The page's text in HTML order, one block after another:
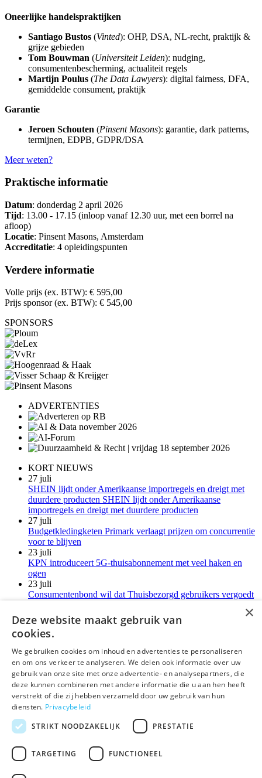
Oneerlijke handelspraktijken
Santiago Bustos (Vinted): OHP, DSA, NL-recht, praktijk &
grijze gebieden
Tom Bouwman (Universiteit Leiden): nudging,
consumentenbescherming, actualiteit regels
Martijn Poulus (The Data Lawyers): digital fairness, DFA,
gemiddelde consument, praktijk
Garantie
Jeroen Schouten (Pinsent Masons): garantie, dark patterns,
termijnen, EDPB, GDPR/DSA
Meer weten?
Praktische informatie
Datum: donderdag 2 april 2026
Tijd: 13.00 - 17.15 (inloop vanaf 12.30 uur, met een borrel na
afloop)
Locatie: Pinsent Masons, Amsterdam
Accreditatie: 4 opleidingspunten
Verdere informatie
Volle prijs (ex. BTW): € 595,00
Prijs sponsor (ex. BTW): € 545,00
SPONSORS
ADVERTENTIES
KORT NIEUWS
27 juli
SHEIN lijdt onder Amerikaanse importregels en dreigt met
duurdere producten SHEIN lijdt onder Amerikaanse
importregels en dreigt met duurdere producten
27 juli
Budgetkledingketen Primark verlaagt prijzen om concurrentie
voor te blijven
23 juli
KPN introduceert 5G-thuisabonnement met veel haken en
ogen
23 juli
Consumentenbond wil dat Thuisbezorgd gebruikers vergoedt
21 juli
LG-monitoren installeren reclamesoftware zonder melding
Meer kort nieuws
deLex
©Uitgeverij deLex
Bezoekadres
Korte Leidsedwarsstraat 12 II
T 020 - 345 22 12
×
Deze website maakt gebruik van
cookies.
We gebruiken cookies om inhoud en advertenties te personaliseren
en om ons verkeer te analyseren. We delen ook informatie over uw
gebruik van onze site met onze advertentie- en analysepartners, die
deze kunnen combineren met andere informatie die u aan hen heeft
verstrekt of die zij hebben verzameld door uw gebruik van hun
diensten. Privacybeleid
STRIKT NOODZAKELIJK
PRESTATIE
TARGETING FUNCTIONEEL